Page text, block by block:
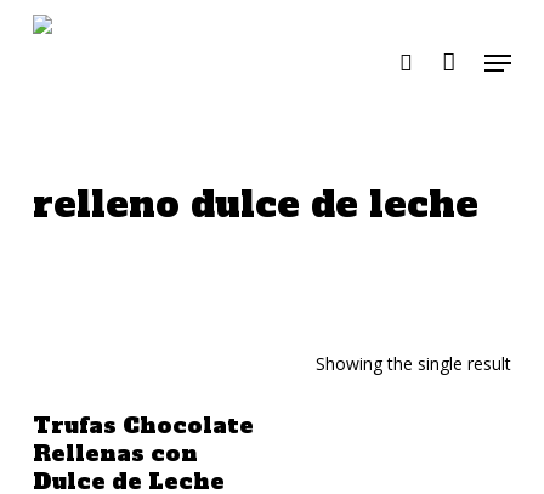
search Menu
relleno dulce de leche
Showing the single result
Añadir A La Cotización
Trufas Chocolate
Rellenas con
Dulce de Leche